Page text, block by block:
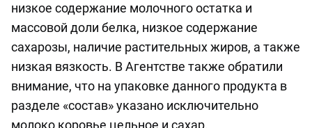
низкое содержание молочного остатка и
массовой доли белка, низкое содержание
сахарозы, наличие растительных жиров, а также
низкая вязкость. В Агентстве также обратили
внимание, что на упаковке данного продукта в
разделе «состав» указано исключительно
молоко коровье цельное и сахар.